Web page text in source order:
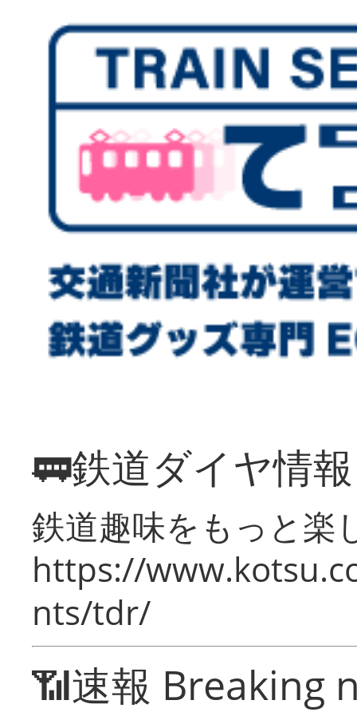
🚃鉄道ダイヤ情
鉄道趣味をもっと楽
https://
nts/tdr/
📶速報 Breaking